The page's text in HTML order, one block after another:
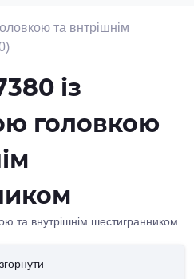
із
головкою
та внутрішнім шестигранником